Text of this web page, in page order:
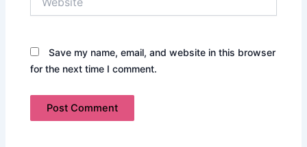
Save my name, email, and website in this browser
for the next time I comment.